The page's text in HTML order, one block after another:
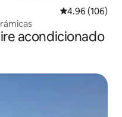
Calificación
4.96 (106)
acondicionado